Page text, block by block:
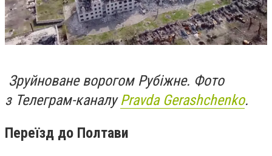
Зруйноване ворогом Рубіжне. Фото
з Телеграм-каналуPravda Gerashchenko.
Переїзд до Полтави